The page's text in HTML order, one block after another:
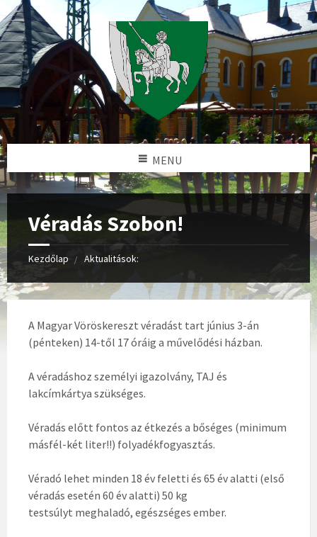
MENU
Véradás Szobon!
Kezdőlap Aktualitások:
A Magyar Vöröskereszt véradást tart ​június 3-án
(pénteken) 14-től 17 óráig a művelődési házban.
A véradáshoz személyi igazolvány, TAJ és
lakcímkártya szükséges.
Véradás előtt fontos az étkezés a bőséges (minimum
másfél-két liter!!) folyadékfogyasztás.
Véradó lehet minden 18 év feletti és 65 év alatti (első
véradás esetén 60 év alatti) 50 kg
testsúlyt meghaladó, egészséges ember.